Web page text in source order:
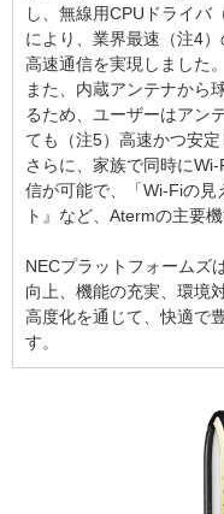
し、無線用CPUドライバ
により、業界最速（注4
高速通信を実現しました。
また、内蔵アンテナから
るため、ユーザーはアン
ても（注5）高速かつ安定
さらに、家族で同時に
信が可能で、「Wi-Fiの見
ト』など、Atermの主要
NECプラットフォームズ
向上、機能の充実、環境
高度化を通じて、快適で
す。